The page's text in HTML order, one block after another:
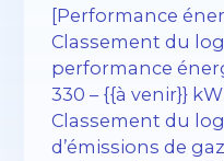
[Performance
Classement du
performance
330 – {{à venir}}
Classement du
d’émissions de